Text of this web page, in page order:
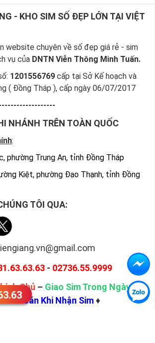
- KHO SIM SỐ ĐẸP LỚN TẠI VIỆT
website chuyên về số đẹp giá rẻ - sim
vụ của DNTN Viễn Thông Minh Tuấn.
1201556769 cấp tại Sở Kế hoạch và
( Đồng Tháp ), cấp ngày 06/07/2017
NHÁNH TRÊN TOÀN QUỐC
:
phường Trung An, tỉnh Đồng Tháp
Kiệt, phường Đạo Thạnh, tỉnh Đồng
TÔI QUA:
- 02736.55.9999
Chủ – Giao Sim Trong Ngày–
Toán Khi Nhận Sim♦